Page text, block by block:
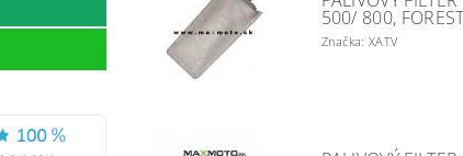
500/ 800,
Značka: XATV